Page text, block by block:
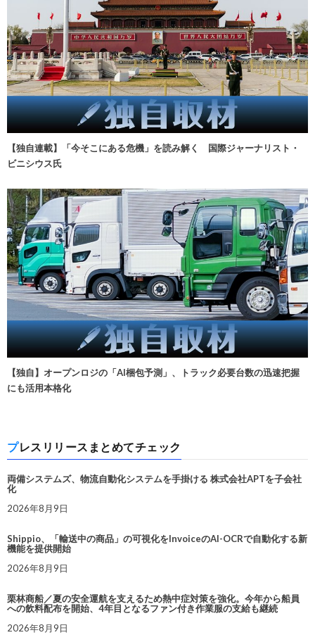
【独自連載】「今そこにある危機」を読み解く 国際ジャーナリスト・
ビニシウス氏
【独自】オープンロジの「AI梱包予測」、トラック必要台数の迅速把握
にも活用本格化
プレスリリースまとめてチェック
両備システムズ、物流自動化システムを手掛ける 株式会社APTを子会社
化
2026年8月9日
Shippio、「輸送中の商品」の可視化をInvoiceのAI-OCRで自動化する新
機能を提供開始
2026年8月9日
栗林商船／夏の安全運航を支えるため熱中症対策を強化。今年から船員
への飲料配布を開始、4年目となるファン付き作業服の支給も継続
2026年8月9日